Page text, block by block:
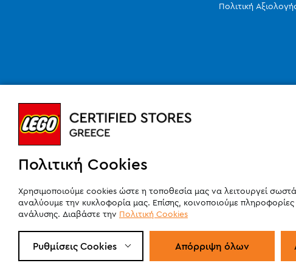
Πολιτική
Πολιτική Cookies
Χρησιμοποιούμε cookies ώστε η τοποθεσία μας να λειτουργεί
αναλύουμε την κυκλοφορία μας. Επίσης, κοινοποιούμε
ανάλυσης. Διαβάστε την Πολιτική Cookies
Ρυθμίσεις Cookies Απόρριψη όλων